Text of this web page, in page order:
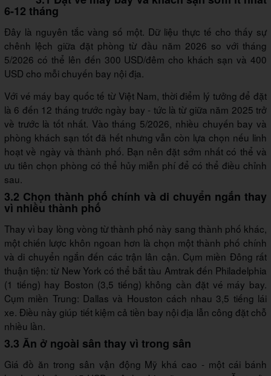
6-12 tháng
Đây là nguyên tắc vàng số một. Dữ liệu thực tế cho thấy sự
chênh lệch giữa đặt phòng từ đầu năm 2026 so với tháng
5/2026 có thể lên đến 300 USD/đêm cho khách sạn và 400
USD cho mỗi chuyến bay nội địa.
Với vé máy bay quốc tế từ Việt Nam, thời điểm lý tưởng để đặt
là 6 đến 12 tháng trước ngày bay - tức là từ giữa năm 2025 trở
về trước là tốt nhất. Vào tháng 5/2026, nhiều chuyến bay và
phòng khách sạn tốt đã hết nhưng vẫn còn lựa chọn nếu linh
hoạt về ngày và thành phố. Bạn nên đặt sớm nhất có thể và
ưu tiên chọn phòng có thể hủy miễn phí để có thể điều chỉnh
sau.
3.2 Chọn thành phố chính và di chuyển ngắn thay
vì nhiều thành phố
Thay vì bay lòng vòng từ thành phố này sang thành phố khác,
một chiến lược khôn ngoan hơn là chọn một thành phố chính
và di chuyển ngắn đến các trận lân cận. Cụm miền Đông rất
thuận tiện: từ New York có thể bắt tàu Amtrak đến Philadelphia
(1 tiếng) hay Boston (3,5 tiếng) không cần đặt vé máy bay.
Cụm miền Trung: Dallas và Houston cách nhau 3,5 tiếng lái
xe. Điều này giúp tiết kiệm cả tiền bay nội địa lẫn công đặt chỗ
nhiều lần.
3.3 Ăn ở ngoài sân thay vì trong sân
Giá đồ ăn trong sân vận động Mỹ khá cao - một cái bánh